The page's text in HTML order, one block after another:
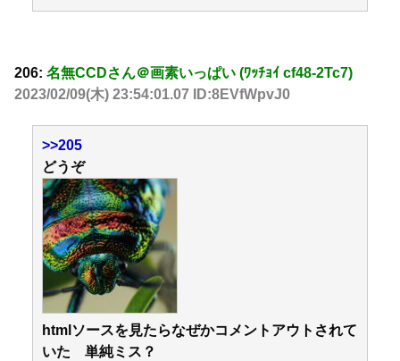
206: 名無CCDさん＠画素いっぱい (ﾜｯﾁｮｲ cf48-2Tc7)
2023/02/09(木) 23:54:01.07 ID:8EVfWpvJ0
>>205
どうぞ
htmlソースを見たらなぜかコメントアウトされて
いた 単純ミス？